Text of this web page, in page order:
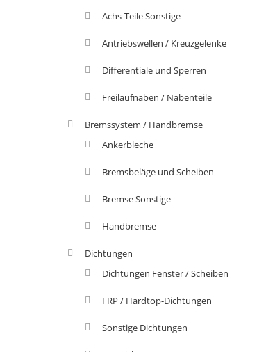
Achs-Teile Sonstige
Antriebswellen / Kreuzgelenke
Differentiale und Sperren
Freilaufnaben / Nabenteile
Bremssystem / Handbremse
Ankerbleche
Bremsbeläge und Scheiben
Bremse Sonstige
Handbremse
Dichtungen
Dichtungen Fenster / Scheiben
FRP / Hardtop-Dichtungen
Sonstige Dichtungen